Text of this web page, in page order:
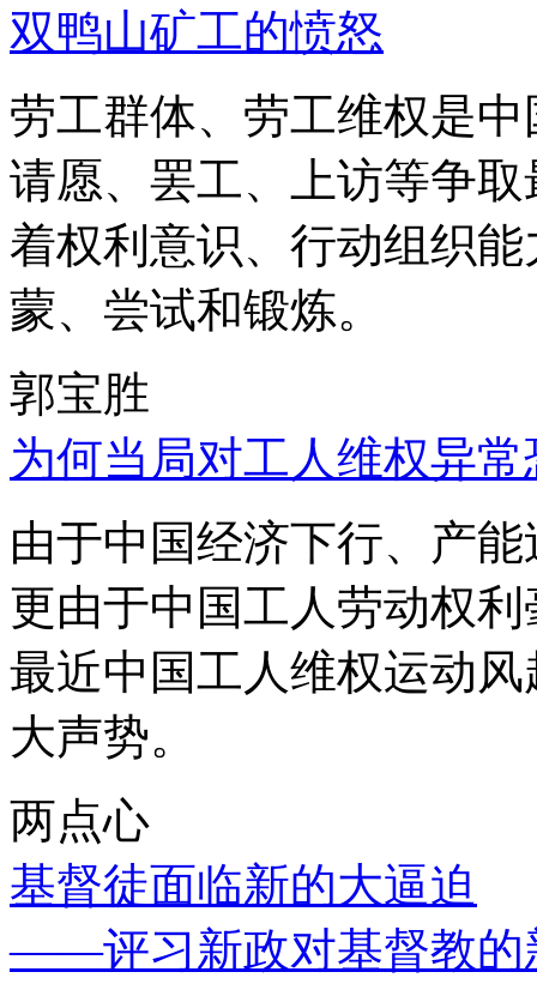
双鸭山矿工的愤怒
劳工群体、劳工维权是
请愿、罢工、上访等争
着权利意识、行动组织
蒙、尝试和锻炼。
郭宝胜
为何当局对工人维权异
由于中国经济下行、产
更由于中国工人劳动权
最近中国工人维权运动
大声势。
两点心
基督徒面临新的大逼迫
——评习新政对基督教的